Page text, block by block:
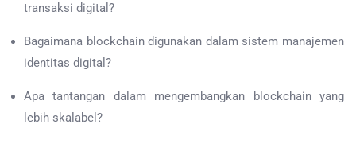
transaksi digital?
Bagaimana blockchain digunakan dalam sistem manajemen
identitas digital?
Apa tantangan dalam mengembangkan blockchain yang
lebih skalabel?